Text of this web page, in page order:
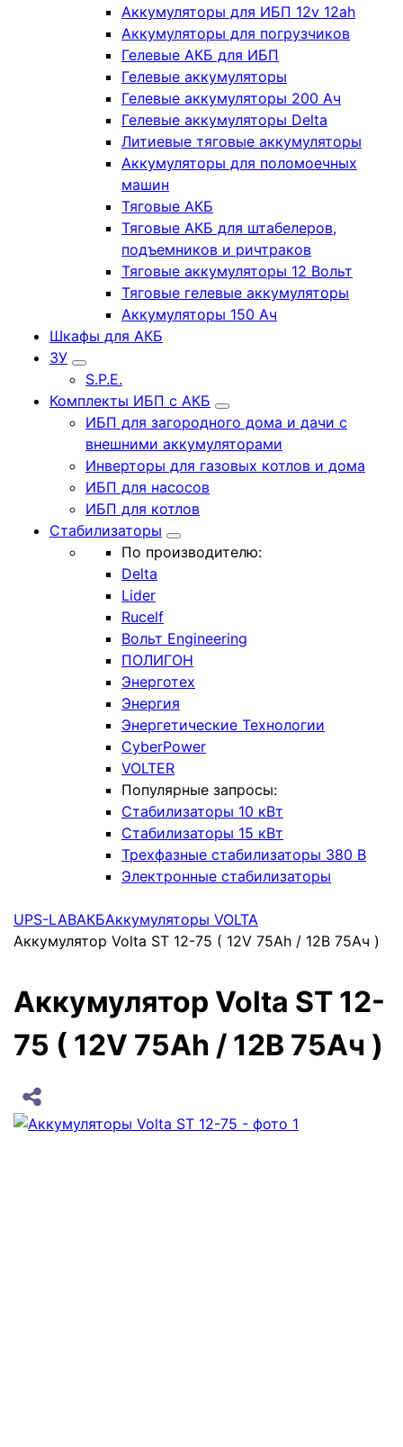
Аккумуляторы для ИБП 12v 12ah
Аккумуляторы для погрузчиков
Гелевые АКБ для ИБП
Гелевые аккумуляторы
Гелевые аккумуляторы 200 Ач
Гелевые аккумуляторы Delta
Литиевые тяговые аккумуляторы
Аккумуляторы для поломоечных
машин
Тяговые АКБ
Тяговые АКБ для штабелеров,
подъемников и ричтраков
Тяговые аккумуляторы 12 Вольт
Тяговые гелевые аккумуляторы
Аккумуляторы 150 Ач
Шкафы для АКБ
ЗУ
S.P.E.
Комплекты ИБП с АКБ
ИБП для загородного дома и дачи с
внешними аккумуляторами
Инверторы для газовых котлов и дома
ИБП для насосов
ИБП для котлов
Стабилизаторы
По производителю:
Delta
Lider
Rucelf
Вольт Engineering
ПОЛИГОН
Энерготех
Энергия
Энергетические Технологии
CyberPower
VOLTER
Популярные запросы:
Стабилизаторы 10 кВт
Стабилизаторы 15 кВт
Трехфазные стабилизаторы 380 В
Электронные стабилизаторы
UPS-LABАКБАккумуляторы VOLTA
Аккумулятор Volta ST 12-75 ( 12V 75Ah / 12В 75Ач )
Аккумулятор Volta ST 12-
75 ( 12V 75Ah / 12В 75Ач )